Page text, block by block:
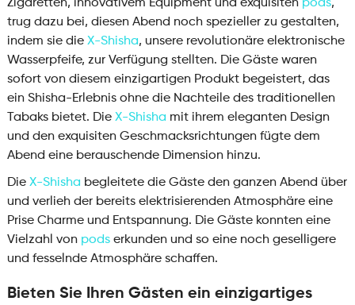
Zigaretten, innovativem Equipment und exquisiten pods,
trug dazu bei, diesen Abend noch spezieller zu gestalten,
indem sie die X-Shisha, unsere revolutionäre elektronische
Wasserpfeife, zur Verfügung stellten. Die Gäste waren
sofort von diesem einzigartigen Produkt begeistert, das
ein Shisha-Erlebnis ohne die Nachteile des traditionellen
Tabaks bietet. Die X-Shisha mit ihrem eleganten Design
und den exquisiten Geschmacksrichtungen fügte dem
Abend eine berauschende Dimension hinzu.
Die X-Shisha begleitete die Gäste den ganzen Abend über
und verlieh der bereits elektrisierenden Atmosphäre eine
Prise Charme und Entspannung. Die Gäste konnten eine
Vielzahl von podserkunden und so eine noch geselligere
und fesselnde Atmosphäre schaffen.
Bieten Sie Ihren Gästen ein einzigartiges